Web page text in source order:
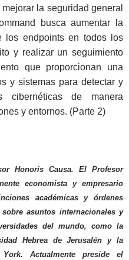
la seguridad general
busca aumentar la
los endpoints en todos los
y realizar un seguimiento
que proporcionan una
y sistemas para detectar y
cibernéticas de manera
y entornos. (Parte 2)
Honoris Causa. El Profesor
economista y empresario
académicas y órdenes
asuntos internacionales y
del mundo, como la
Hebrea de Jerusalén y la
Actualmente preside el